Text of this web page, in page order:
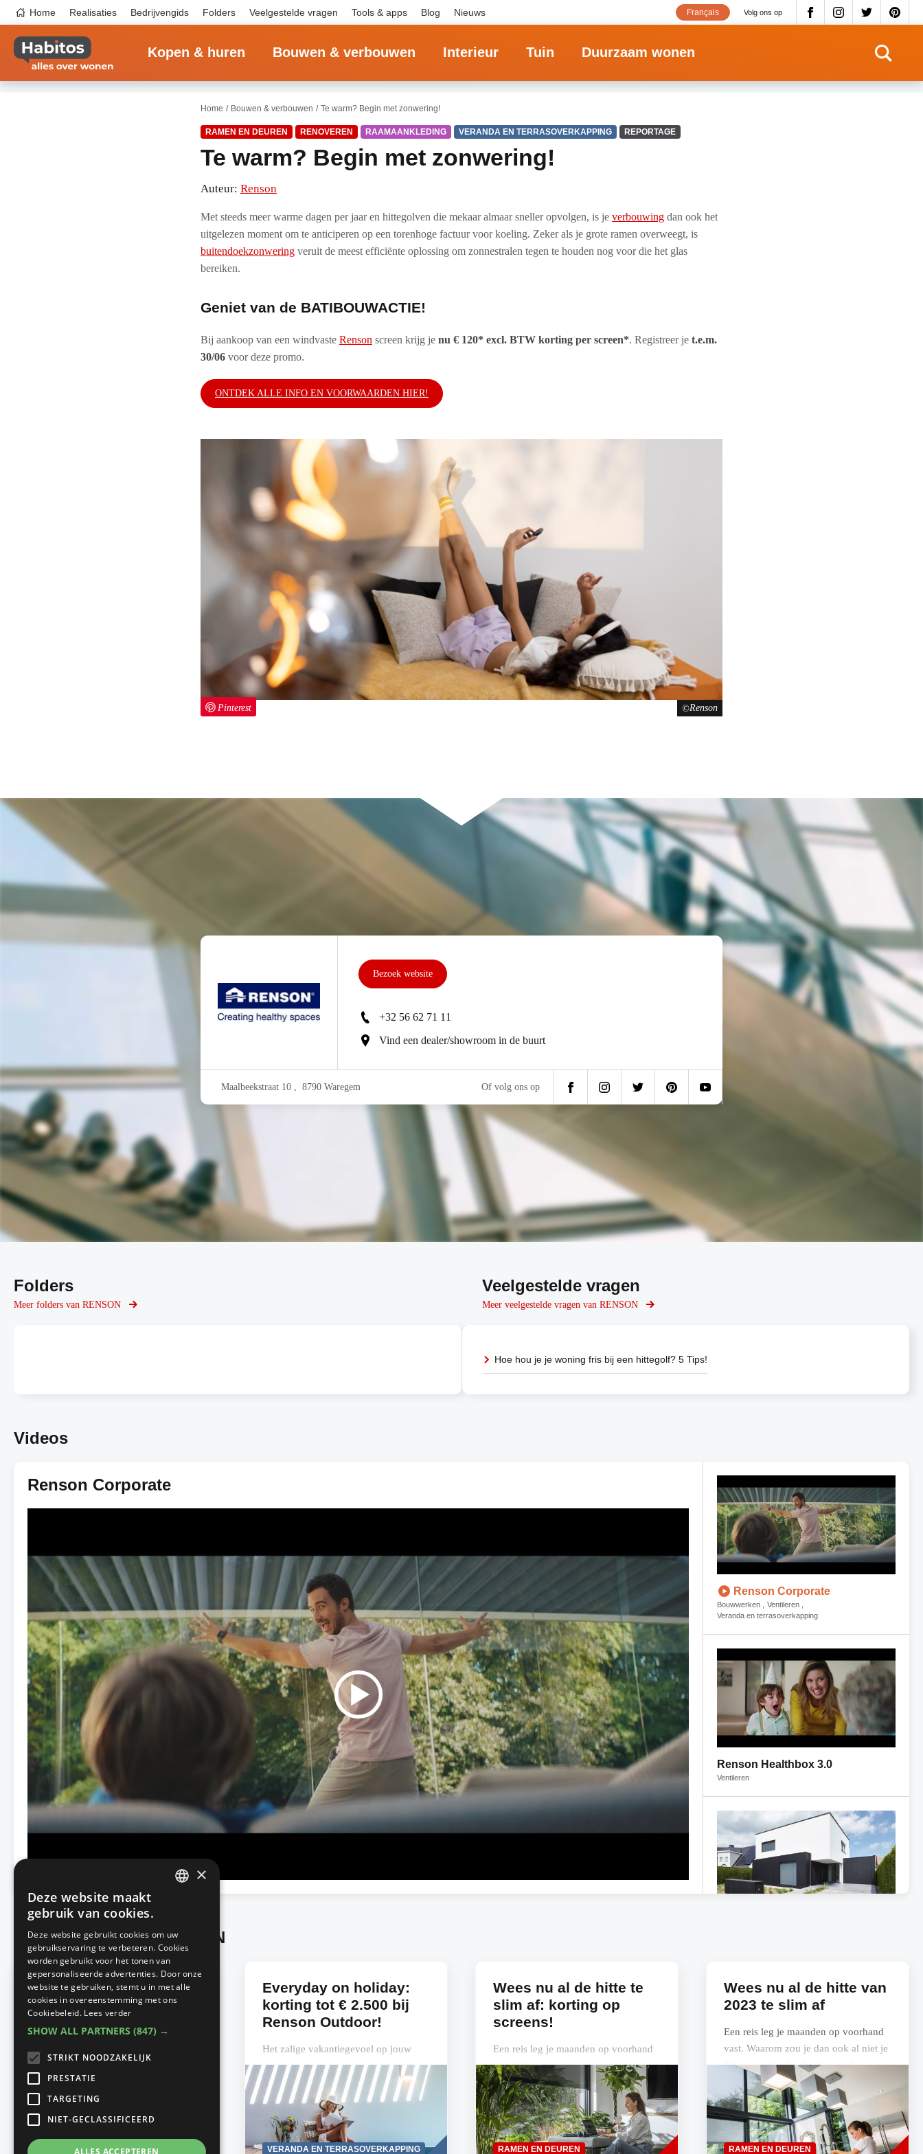
naar
inhoud
gaan
Top
navigation
Home Realisaties Bedrijvengids Folders Veelgestelde vragen Tools & apps Blog Nieuws Volg ons op
Français
Kopen & huren Bouwen & verbouwen Interieur Tuin Duurzaam wonen
Home Bouwen & verbouwen Te warm? Begin met zonwering!
RAMEN EN DEUREN RENOVEREN RAAMAANKLEDING VERANDA EN TERRASOVERKAPPING REPORTAGE
Te warm? Begin met zonwering!
Auteur: Renson
Met steeds meer warme dagen per jaar en hittegolven die mekaar almaar sneller opvolgen, is je verbouwing dan ook het
uitgelezen moment om te anticiperen op een torenhoge factuur voor koeling. Zeker als je grote ramen overweegt, is
buitendoekzonwering veruit de meest efficiënte oplossing om zonnestralen tegen te houden nog voor die het glas
bereiken.
Geniet van de BATIBOUWACTIE!
Bij aankoop van een windvaste Renson screen krijg je nu € 120* excl. BTW korting per screen*. Registreer je t.e.m.
30/06 voor deze promo.
ONTDEK ALLE INFO EN VOORWAARDEN HIER!
Renson
Pinterest
Bezoek website
+32 56 62 71 11
Vind een dealer/showroom in de buurt
Maalbeekstraat 10 , 8790 Waregem Of volg ons op
Folders
Meer folders van RENSON
Veelgestelde vragen
Meer veelgestelde vragen van RENSON
Hoe hou je je woning fris bij een hittegolf? 5 Tips!
Videos
Renson Corporate
Renson Corporate
Bouwwerken
Ventileren
Veranda en terrasoverkapping
Renson Healthbox 3.0
Ventileren
Renson Sense slimme
luchtkwaliteit meter
Ventileren
Advertorials from RENSON
Alles voor een uniforme
oprit met eSafe
(bijna) op punt? Dan denk je intussen
vast al na over hoe je ook je tuin en
oprit in dezelfde passende ‘look &...
TUINPLANNING
Read
Everyday on holiday:
korting tot € 2.500 bij
Renson Outdoor!
Het zalige vakantiegevoel op jouw
terras of in jouw tuin, en dat het hele
jaar door? Met een Renson
terrasoverkapping is het niet langer
aftellen naar...
VERANDA EN TERRASOVERKAPPINGRead
Wees nu al de hitte te
slim af: korting op
screens!
Een reis leg je maanden op voorhand
vast. Waarom zou je dan ook al niet je
frisse woning ‘boeken’ voor de
komende zomer? Door nu al in
Renson...
RAMEN EN DEUREN
Read
Wees nu al de hitte van
2023 te slim af
Een reis leg je maanden op voorhand
vast. Waarom zou je dan ook al niet je
frisse woning ‘boeken’ voor de
komende zomer?
RAMEN EN DEUREN
Read
×
Deze website maakt
gebruik van cookies.
Deze website gebruikt cookies om uw
gebruikservaring te verbeteren. Cookies
worden gebruikt voor het tonen van
gepersonaliseerde advertenties. Door onze
website te gebruiken, stemt u in met alle
cookies in overeenstemming met ons
Cookiebeleid. Lees verder
SHOW ALL PARTNERS (847) →
STRIKT NOODZAKELIJK
PRESTATIE
TARGETING
NIET-GECLASSIFICEERD
ALLES ACCEPTEREN